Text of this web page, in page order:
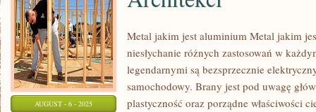
AUGUST - 6 - 2025
Metal jakim jest aluminium Metal jakim
niesłychanie różnych zastosowań w
legendarnymi są bezsprzecznie
samochodowy. Brany jest pod uwagę
plastyczność oraz porządne właściwości